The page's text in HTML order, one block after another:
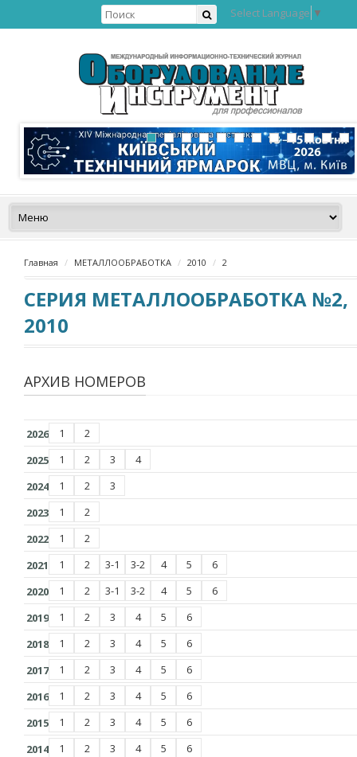
Select Language ▼
Главная МЕТАЛЛООБРАБОТКА 2010 2
СЕРИЯ МЕТАЛЛООБРАБОТКА №2,
2010
АРХИВ НОМЕРОВ
2026 1
2
2025
1 2 3
4
2024
1 2
3
2023
1
2
2022
1
2
2021
1 2 3-1 3-2 4 5
6
2020
1 2 3-1 3-2 4 5
6
2019
1 2 3 4 5
6
2018
1 2 3 4 5
6
2017
1 2 3 4 5
6
2016
1 2 3 4 5
6
2015
1 2 3 4 5
6
2014
1 2 3 4 5
6